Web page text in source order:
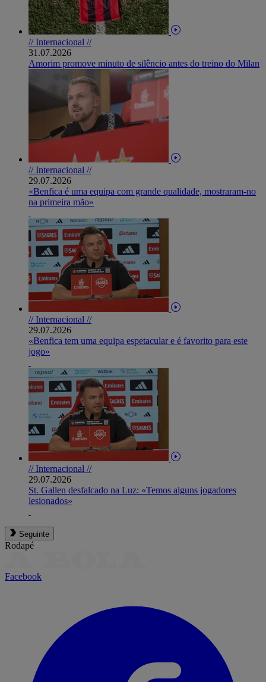
// Internacional //
31.07.2026
Amorim promove minuto de silêncio antes do treino do Milan
// Internacional //
29.07.2026
«Benfica é uma equipa com grande qualidade, mostraram-no
na primeira mão»
// Internacional //
29.07.2026
«Benfica tem uma equipa espetacular e é favorito para este
jogo»
// Internacional //
29.07.2026
St. Gallen desfalcado na Luz: «Temos alguns jogadores
lesionados»
Seguinte
Rodapé
Facebook